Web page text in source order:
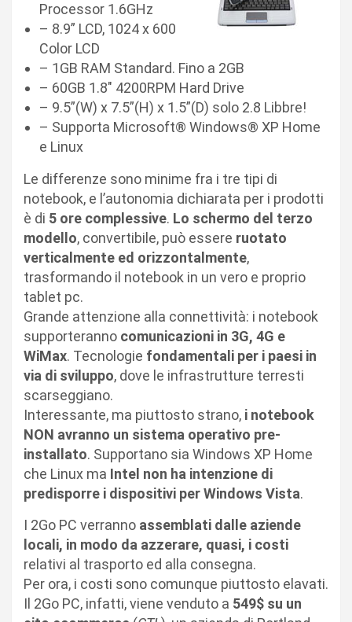
Processor 1.6GHz
– 8.9” LCD, 1024 x 600
Color LCD
– 1GB RAM Standard. Fino a 2GB
– 60GB 1.8″ 4200RPM Hard Drive
– 9.5”(W) x 7.5”(H) x 1.5”(D) solo 2.8 Libbre!
– Supporta Microsoft® Windows® XP Home
e Linux
Le differenze sono minime fra i tre tipi di
notebook, e l’autonomia dichiarata per i prodotti
è di 5 ore complessive. Lo schermo del terzo
modello, convertibile, può essere ruotato
verticalmente ed orizzontalmente,
trasformando il notebook in un vero e proprio
tablet pc.
Grande attenzione alla connettività: i notebook
supporteranno comunicazioni in 3G, 4G e
WiMax. Tecnologie fondamentali per i paesi in
via di sviluppo, dove le infrastrutture terresti
scarseggiano.
Interessante, ma piuttosto strano, i notebook
NON avranno un sistema operativo pre-
installato. Supportano sia Windows XP Home
che Linux ma Intel non ha intenzione di
predisporre i dispositivi per Windows Vista.
I 2Go PC verranno assemblati dalle aziende
locali, in modo da azzerare, quasi, i costi
relativi al trasporto ed alla consegna.
Per ora, i costi sono comunque piuttosto elavati.
Il 2Go PC, infatti, viene venduto a 549$ su un